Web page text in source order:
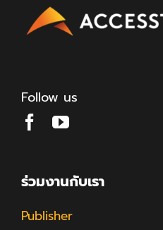
Follow us
ร่วมงานกับเรา
Publisher